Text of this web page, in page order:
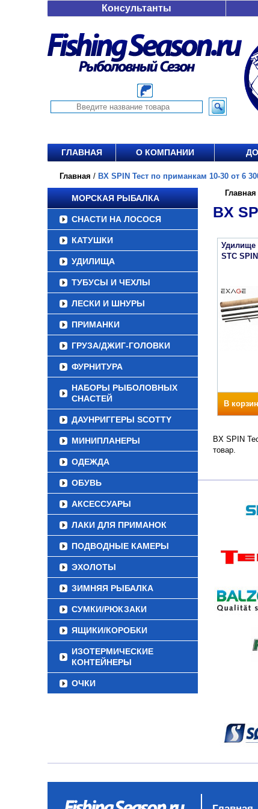
Консультанты
ГЛАВНАЯ О КОМПАНИИ
Главная / BX SPIN Тест по приманкам 10-30 от 6
МОРСКАЯ РЫБАЛКА
СНАСТИ НА ЛОСОСЯ
КАТУШКИ
УДИЛИЩА
ТУБУСЫ И ЧЕХЛЫ
ЛЕСКИ И ШНУРЫ
ПРИМАНКИ
ГРУЗА/ДЖИГ-ГОЛОВКИ
ФУРНИТУРА
НАБОРЫ РЫБОЛОВНЫХ
СНАСТЕЙ
ДАУНРИГГЕРЫ SCOTTY
МИНИПЛАНЕРЫ
ОДЕЖДА
ОБУВЬ
АКСЕССУАРЫ
ЛАКИ ДЛЯ ПРИМАНОК
ПОДВОДНЫЕ КАМЕРЫ
ЭХОЛОТЫ
ЗИМНЯЯ РЫБАЛКА
СУМКИ/РЮКЗАКИ
ЯЩИКИ/КОРОБКИ
ИЗОТЕРМИЧЕСКИЕ
КОНТЕЙНЕРЫ
ОЧКИ
Главная
BX
Удилище
STC
В
BX SPIN
товар.